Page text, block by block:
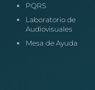
PQRS
Laboratorio de
Audiovisuales
Mesa de Ayuda